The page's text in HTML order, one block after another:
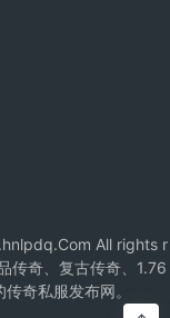
All rights r
传奇、复古传奇、1.76
奇私服发布网。